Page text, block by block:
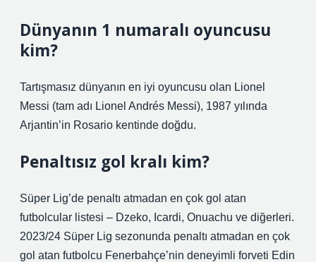
Dünyanın 1 numaralı oyuncusu
kim?
Tartışmasız dünyanın en iyi oyuncusu olan Lionel
Messi (tam adı Lionel Andrés Messi), 1987 yılında
Arjantin’in Rosario kentinde doğdu.
Penaltısız gol kralı kim?
Süper Lig’de penaltı atmadan en çok gol atan
futbolcular listesi – Dzeko, Icardi, Onuachu ve diğerleri.
2023/24 Süper Lig sezonunda penaltı atmadan en çok
gol atan futbolcu Fenerbahçe’nin deneyimli forveti Edin